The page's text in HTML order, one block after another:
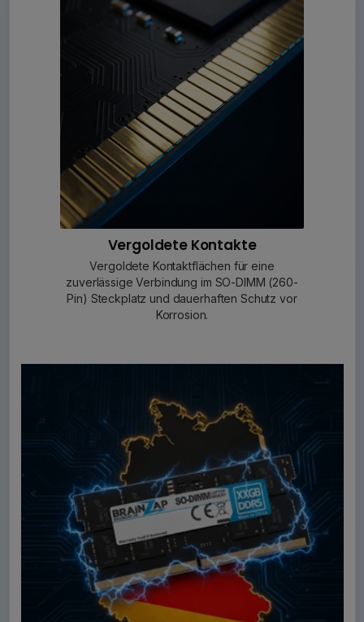
Vergoldete Kontakte
Vergoldete Kontaktflächen für eine
zuverlässige Verbindung im SO-DIMM (260-
Pin) Steckplatz und dauerhaften Schutz vor
Korrosion.